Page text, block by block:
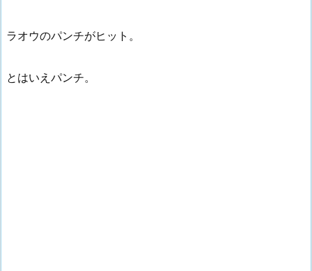
ラオウのパンチがヒット。
とはいえパンチ。